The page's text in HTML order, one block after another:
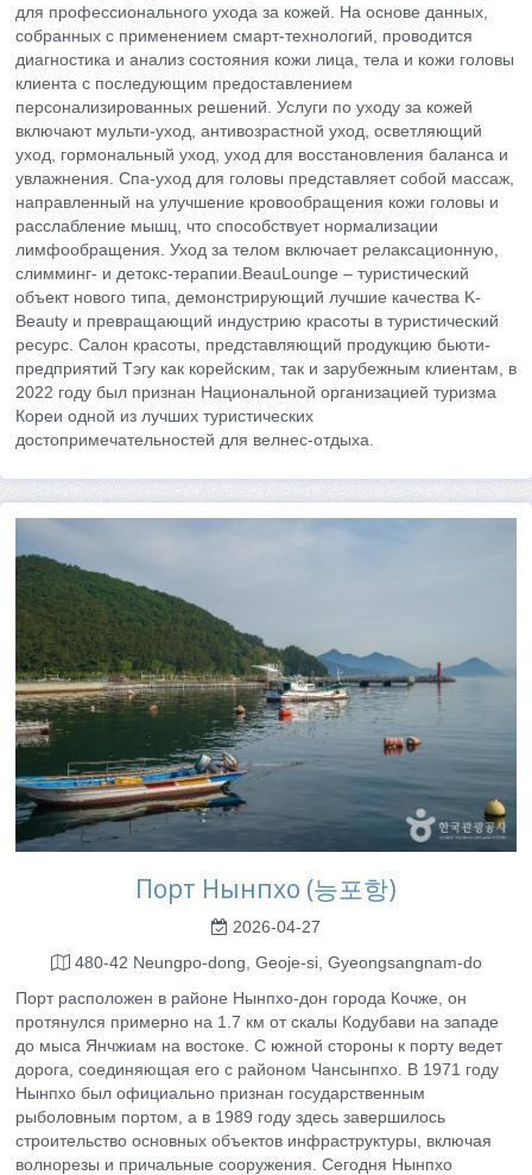
для профессионального ухода за кожей. На основе данных,
собранных с применением смарт-технологий, проводится
диагностика и анализ состояния кожи лица, тела и кожи головы
клиента с последующим предоставлением
персонализированных решений. Услуги по уходу за кожей
включают мульти-уход, антивозрастной уход, осветляющий
уход, гормональный уход, уход для восстановления баланса и
увлажнения. Спа-уход для головы представляет собой массаж,
направленный на улучшение кровообращения кожи головы и
расслабление мышц, что способствует нормализации
лимфообращения. Уход за телом включает релаксационную,
слимминг- и детокс-терапии.BeauLounge – туристический
объект нового типа, демонстрирующий лучшие качества K-
Beauty и превращающий индустрию красоты в туристический
ресурс. Салон красоты, представляющий продукцию бьюти-
предприятий Тэгу как корейским, так и зарубежным клиентам, в
2022 году был признан Национальной организацией туризма
Кореи одной из лучших туристических
достопримечательностей для велнес-отдыха.
Порт Нынпхо (능포항)
2026-04-27
480-42 Neungpo-dong, Geoje-si, Gyeongsangnam-do
Порт расположен в районе Нынпхо-дон города Кочже, он
протянулся примерно на 1.7 км от скалы Кодубави на западе
до мыса Янчжиам на востоке. С южной стороны к порту ведет
дорога, соединяющая его с районом Чансынпхо. В 1971 году
Нынпхо был официально признан государственным
рыболовным портом, а в 1989 году здесь завершилось
строительство основных объектов инфраструктуры, включая
волнорезы и причальные сооружения. Сегодня Нынпхо